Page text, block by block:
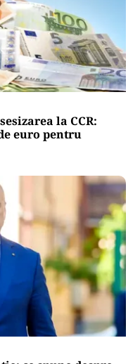
barjele nu sunt
Explicația
sesizarea la CCR:
euro pentru